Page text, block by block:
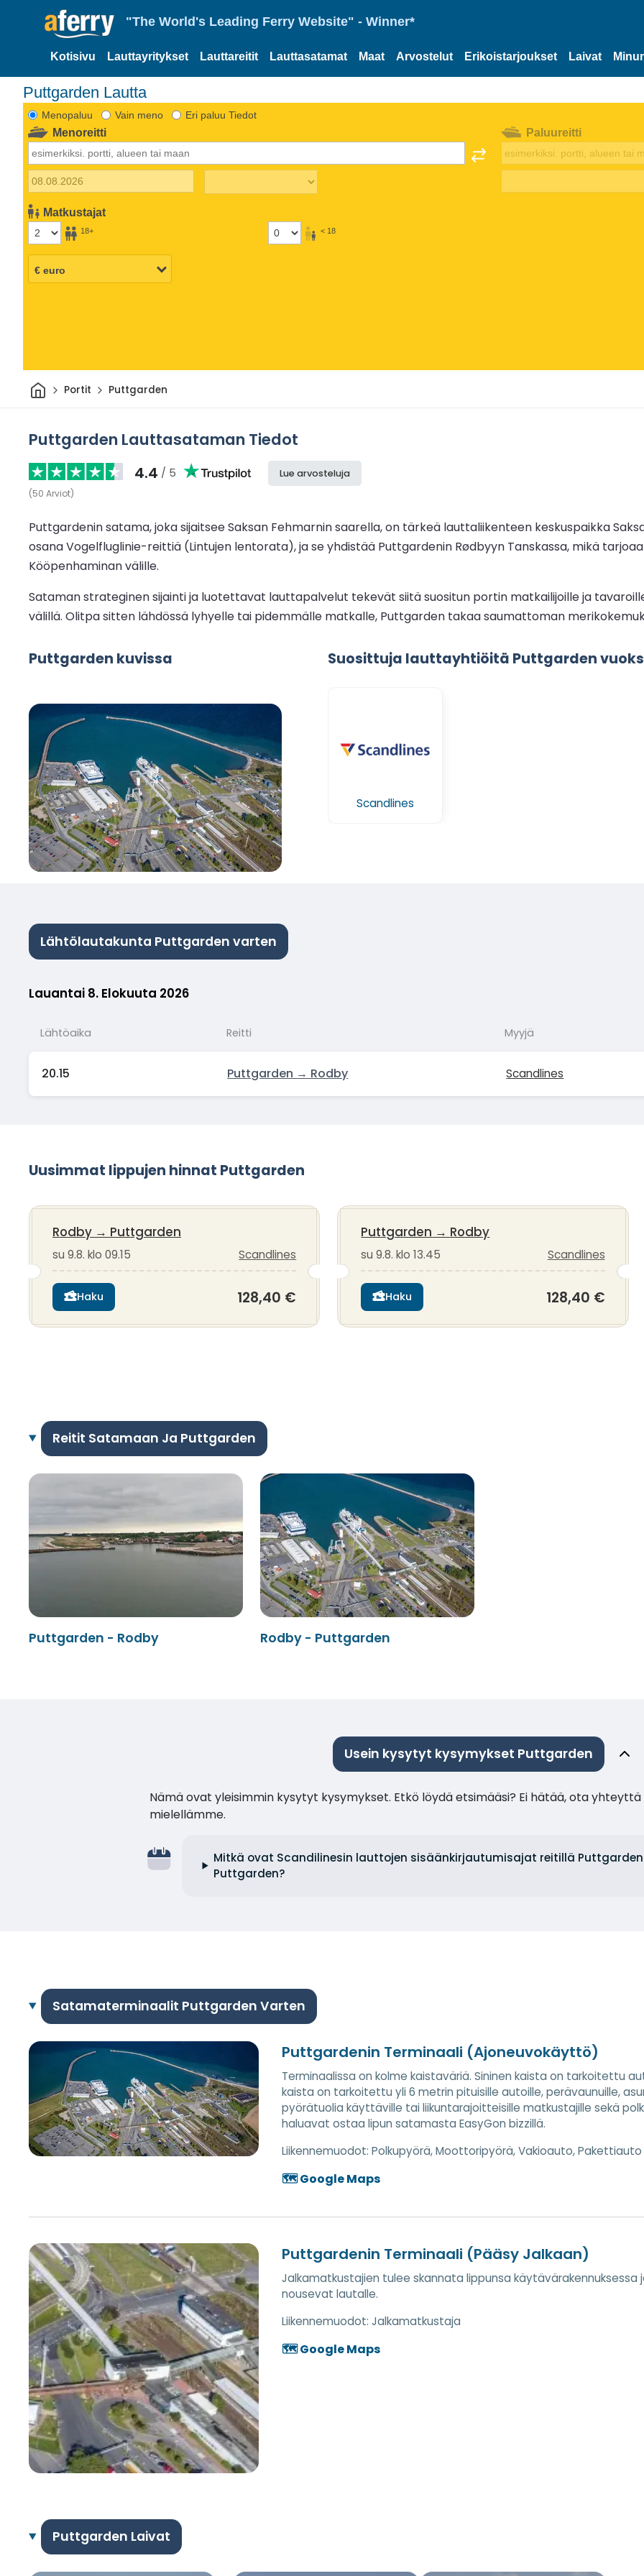
"The World's Leading Ferry Website" - Winner*
Kotisivu Lauttayritykset Lauttareitit Lauttasatamat Maat Arvostelut Erikoistarjoukset Laivat
Puttgarden Lautta
Menopaluu Vain meno Eri paluu Tiedot
Menoreitti
Matkustajat
18+ < 18
Paluureitti
KotiinPortit Puttgarden
Puttgarden Lauttasataman Tiedot
4.4 / 5
(50 Arviot)
Lue arvosteluja
Puttgardenin satama, joka sijaitsee Saksan Fehmarnin saarella, on tärkeä lauttaliikenteen keskuspaikka
osana Vogelfluglinie-reittiä (Lintujen lentorata), ja se yhdistää Puttgardenin Rødbyyn Tanskassa, mikä
Kööpenhaminan välille.
Sataman strateginen sijainti ja luotettavat lauttapalvelut tekevät siitä suositun portin matkailijoille ja
välillä. Olitpa sitten lähdössä lyhyelle tai pidemmälle matkalle, Puttgarden takaa saumattoman
Puttgarden kuvissa Suosittuja lauttayhtiöitä Puttgarden
Scandlines
Lähtölautakunta Puttgarden varten
Lauantai 8. Elokuuta 2026
Lähtöaika Reitti Myyjä
20.15 Puttgarden → Rodby Scandlines
Uusimmat lippujen hinnat Puttgarden
Rodby → Puttgarden
su 9.8. klo 09.15 Scandlines
Haku 128,40 €
Puttgarden → Rodby
su 9.8. klo 13.45 Scandlines
Haku 128,40 €
Reitit Satamaan Ja Puttgarden
Puttgarden - Rodby Rodby - Puttgarden
Usein kysytyt kysymykset Puttgarden
Nämä ovat yleisimmin kysytyt kysymykset. Etkö löydä etsimääsi? Ei hätää, ota yhteyttä
mielellämme.
Mitkä ovat Scandilinesin lauttojen sisäänkirjautumisajat reitillä
Puttgarden?
Satamaterminaalit Puttgarden Varten
Puttgardenin Terminaali (Ajoneuvokäyttö)
Terminaalissa on kolme kaistaväriä. Sininen kaista on tarkoitettu
kaista on tarkoitettu yli 6 metrin pituisille autoille, perävaunuille,
pyörätuolia käyttäville tai liikuntarajoitteisille matkustajille sekä
haluavat ostaa lipun satamasta EasyGon bizzillä.
Liikennemuodot: Polkupyörä, Moottoripyörä, Vakioauto,
🗺️ Google Maps
Puttgardenin Terminaali (Pääsy Jalkaan)
Jalkamatkustajien tulee skannata lippunsa
nousevat lautalle.
Liikennemuodot: Jalkamatkustaja
🗺️ Google Maps
Puttgarden Laivat